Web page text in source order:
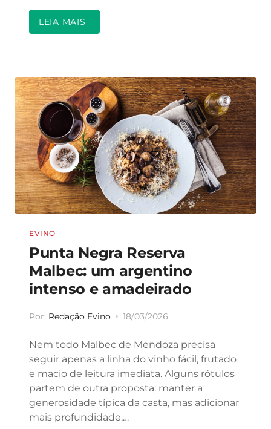
LEIA MAIS
EVINO
Punta Negra Reserva
Malbec: um argentino
intenso e amadeirado
Por: Redação Evino 18/03/2026
Nem todo Malbec de Mendoza precisa
seguir apenas a linha do vinho fácil, frutado
e macio de leitura imediata. Alguns rótulos
partem de outra proposta: manter a
generosidade típica da casta, mas adicionar
mais profundidade,…